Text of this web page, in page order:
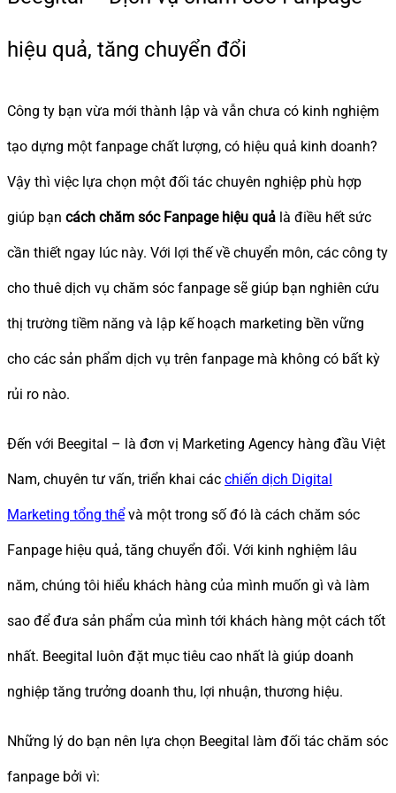
hiệu quả, tăng chuyển đổi
Công ty bạn vừa mới thành lập và vẫn chưa có kinh nghiệm
tạo dựng một fanpage chất lượng, có hiệu quả kinh doanh?
Vậy thì việc lựa chọn một đối tác chuyên nghiệp phù hợp
giúp bạn cách chăm sóc Fanpage hiệu quả là điều hết sức
cần thiết ngay lúc này. Với lợi thế về chuyển môn, các công ty
cho thuê dịch vụ chăm sóc fanpage sẽ giúp bạn nghiên cứu
thị trường tiềm năng và lập kế hoạch marketing bền vững
cho các sản phẩm dịch vụ trên fanpage mà không có bất kỳ
rủi ro nào.
Đến với Beegital – là đơn vị Marketing Agency hàng đầu Việt
Nam, chuyên tư vấn, triển khai các chiến dịch Digital
Marketing tổng thểvà một trong số đó là cách chăm sóc
Fanpage hiệu quả, tăng chuyển đổi. Với kinh nghiệm lâu
năm, chúng tôi hiểu khách hàng của mình muốn gì và làm
sao để đưa sản phẩm của mình tới khách hàng một cách tốt
nhất. Beegital luôn đặt mục tiêu cao nhất là giúp doanh
nghiệp tăng trưởng doanh thu, lợi nhuận, thương hiệu.
Những lý do bạn nên lựa chọn Beegital làm đối tác chăm sóc
fanpage bởi vì: